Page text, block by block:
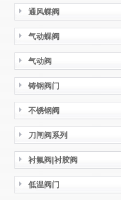
通风蝶阀
气动蝶阀
气动阀
铸钢阀门
不锈钢阀
刀闸阀系列
衬氟阀|衬胶阀
低温阀门